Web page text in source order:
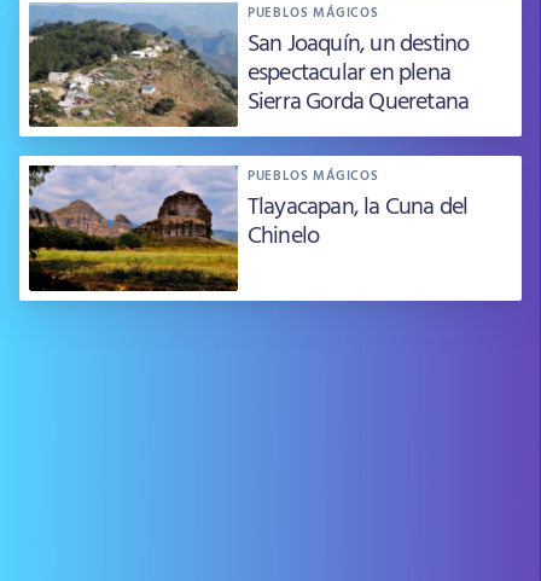
PUEBLOS MÁGICOS
San Joaquín, un destino
espectacular en plena
Sierra Gorda Queretana
PUEBLOS MÁGICOS
Tlayacapan, la Cuna del
Chinelo